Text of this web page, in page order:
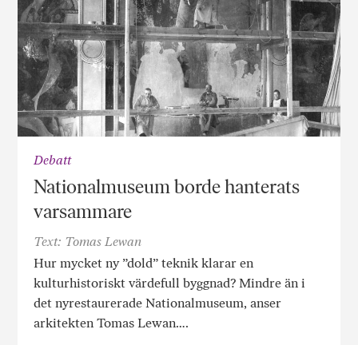
Debatt
Nationalmuseum borde hanterats
varsammare
Text: Tomas Lewan
Hur mycket ny ”dold” teknik klarar en
kulturhistoriskt värdefull byggnad? Mindre än i
det nyrestaurerade Nationalmuseum, anser
arkitekten Tomas Lewan….